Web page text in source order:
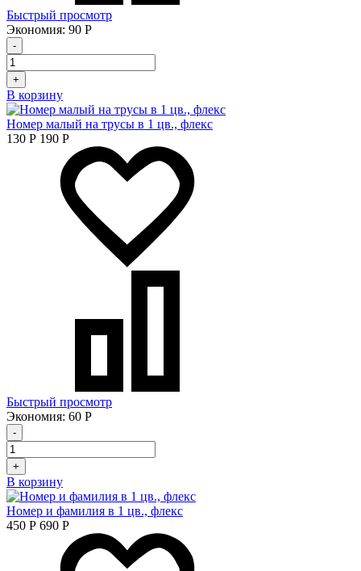
Быстрый просмотр
Экономия: 90 Р
-
+
В корзину
Номер малый на трусы в 1 цв., флекс
130 Р 190 Р
Быстрый просмотр
Экономия: 60 Р
-
+
В корзину
Номер и фамилия в 1 цв., флекс
450 Р 690 Р